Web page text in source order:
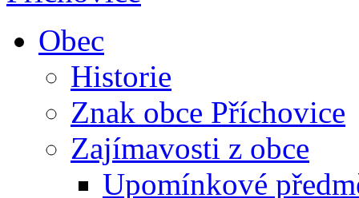
Obec
Historie
Znak obce Příchovice
Zajímavosti z obce
Upomínkové